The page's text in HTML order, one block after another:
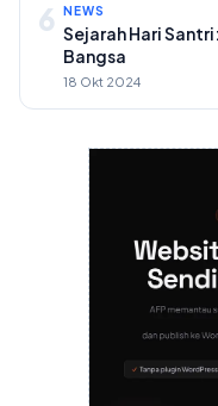
6 NEWS
Sejarah Hari
Bangsa
18 Okt 2024